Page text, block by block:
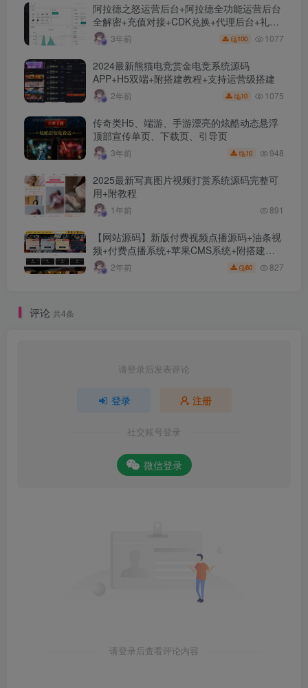
阿拉德之怒运营后台+阿拉德全功能运营后台
全解密+充值对接+CDK兑换+代理后台+礼包
管理+商城管理
3年前 100 1077
2024最新熊猫电竞赏金电竞系统源码
APP+H5双端+附搭建教程+支持运营级搭建
2年前 10 1075
传奇类H5、端游、手游漂亮的炫酷动态悬浮
顶部宣传单页、下载页、引导页
3年前 10 948
2025最新写真图片视频打赏系统源码完整可
用+附教程
1年前 891
【网站源码】新版付费视频点播源码+油条视
频+付费点播系统+苹果CMS系统+附搭建教
程+采集接口及规则介绍
2年前 60 827
评论 共4条
请登录后发表评论
登录 注册
社交账号登录
微信登录
请登录后查看评论内容